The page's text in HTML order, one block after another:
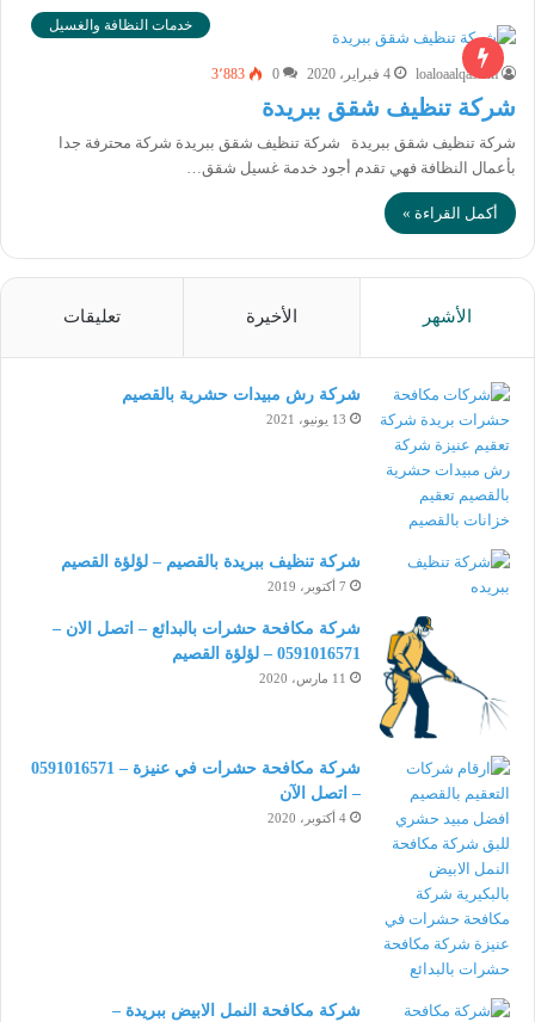
خدمات النظافة والغسيل
loaloaalqassim 4 فبراير، 2020 0 3٬883
شركة تنظيف شقق ببريدة
شركة تنظيف شقق ببريدة شركة تنظيف شقق ببريدة شركة محترفة جدا
بأعمال النظافة فهي تقدم أجود خدمة غسيل شقق…
أكمل القراءة »
الأشهر الأخيرة تعليقات
شركة رش مبيدات حشرية بالقصيم
13 يونيو، 2021
شركة تنظيف ببريدة بالقصيم – لؤلؤة القصيم
7 أكتوبر، 2019
شركة مكافحة حشرات بالبدائع – اتصل الان –
0591016571 – لؤلؤة القصيم
11 مارس، 2020
شركة مكافحة حشرات في عنيزة – 0591016571
– اتصل الآن
4 أكتوبر، 2020
شركة مكافحة النمل الابيض ببريدة –